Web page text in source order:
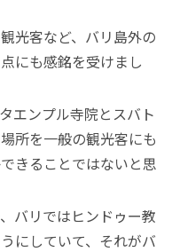
光客など、バリ島外の
にも感銘を受けまし
エンプル寺院とスバト
所を一般の観光客にも
きることではないと思
バリではヒンドゥー教
にしていて、それがバ